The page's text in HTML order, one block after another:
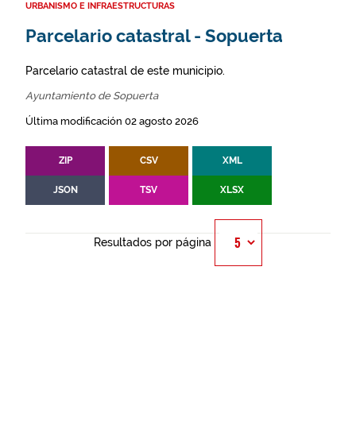
URBANISMO E INFRAESTRUCTURAS
Parcelario catastral - Sopuerta
Parcelario catastral de este municipio.
Ayuntamiento de Sopuerta
Última modificación 02 agosto 2026
ZIP CSV XML
JSON TSV XLSX
Resultados por página